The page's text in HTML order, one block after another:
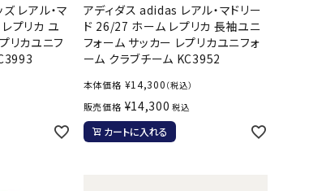
レアル・マ
プリカ ユ
リカユニフ
アディダス adidas レアル・マドリー
ド 26/27 ホーム レプリカ 長袖ユニ
フォーム サッカー レプリカユニフォ
ーム クラブチーム KC3952
本体価格 ¥14,300 （税込）
販売価格 ¥14,300 税込
カートに入れる